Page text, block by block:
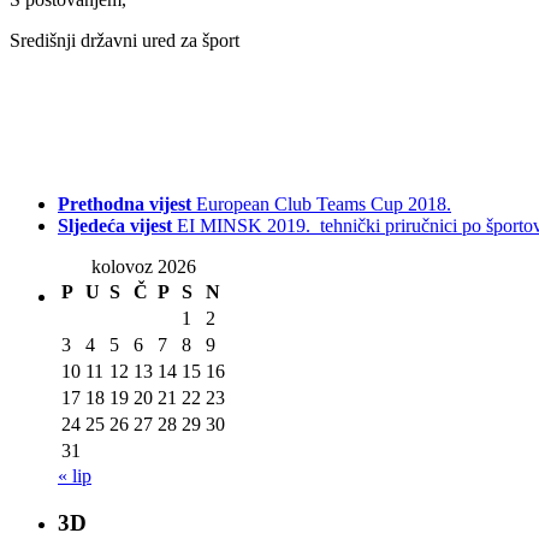
Središnji državni ured za šport
Prethodna vijest European Club Teams Cup 2018.
Sljedeća vijest EI MINSK 2019._tehnički priručnici po
kolovoz 2026
P U S Č P S
N
1
2
3
4 5 6 7 8
9
10 11 12 13 14 15 16
17 18 19 20 21 22 23
24 25 26 27 28 29 30
31
« lip
3D